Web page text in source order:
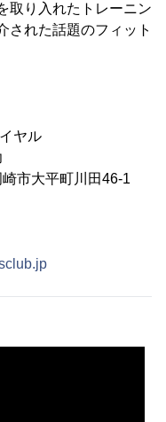
取り入れたトレーニン
された話題のフィット
ヤル
市大平町川田46-1